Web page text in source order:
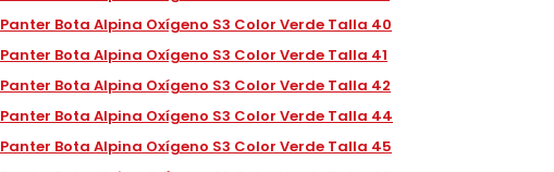
Panter Bota Alpina Oxígeno S3 Color Verde Talla 40
Panter Bota Alpina Oxígeno S3 Color Verde Talla 41
Panter Bota Alpina Oxígeno S3 Color Verde Talla 42
Panter Bota Alpina Oxígeno S3 Color Verde Talla 44
Panter Bota Alpina Oxígeno S3 Color Verde Talla 45